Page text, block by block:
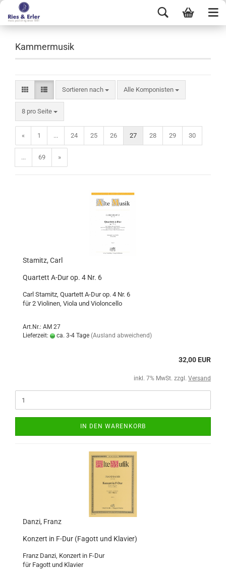
Kammermusik
Sortieren nach Alle Komponisten
8 pro Seite
« 1 ... 24 25 26 27 28 29 30
... 69 »
Stamitz, Carl
Quartett A-Dur op. 4 Nr. 6
Carl Stamitz, Quartett A-Dur op. 4 Nr. 6
für 2 Violinen, Viola und Violoncello
Art.Nr.: AM 27
Lieferzeit:
ca. 3-4 Tage (Ausland abweichend)
32,00 EUR
inkl. 7% MwSt. zzgl. Versand
IN DEN WARENKORB
Danzi, Franz
Konzert in F-Dur (Fagott und Klavier)
Franz Danzi, Konzert in F-Dur
für Fagott und Klavier